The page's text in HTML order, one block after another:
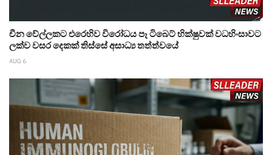
චීන වේල්ලකට එරෙහිව විරෝධය පෑ ටිබෙට් භික්ෂුවක් වධහිංසාවට
ලක්ව වසර දෙකක් තිස්සේ අසාධ්‍ය තත්ත්වයේ
AUG 6